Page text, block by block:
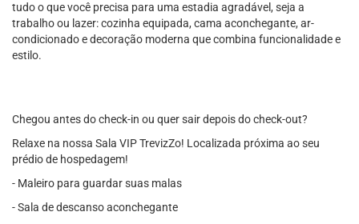
tudo o que você precisa para uma estadia agradável, seja a
trabalho ou lazer: cozinha equipada, cama aconchegante, ar-
condicionado e decoração moderna que combina funcionalidade e
estilo.
Chegou antes do check-in ou quer sair depois do check-out?
Relaxe na nossa Sala VIP TrevizZo! Localizada próxima ao seu
prédio de hospedagem!
- Maleiro para guardar suas malas
- Sala de descanso aconchegante